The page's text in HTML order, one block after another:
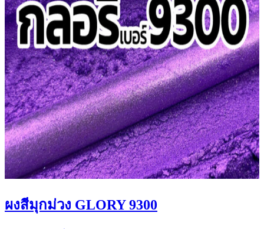
ผงสีมุกม่วง GLORY 9300